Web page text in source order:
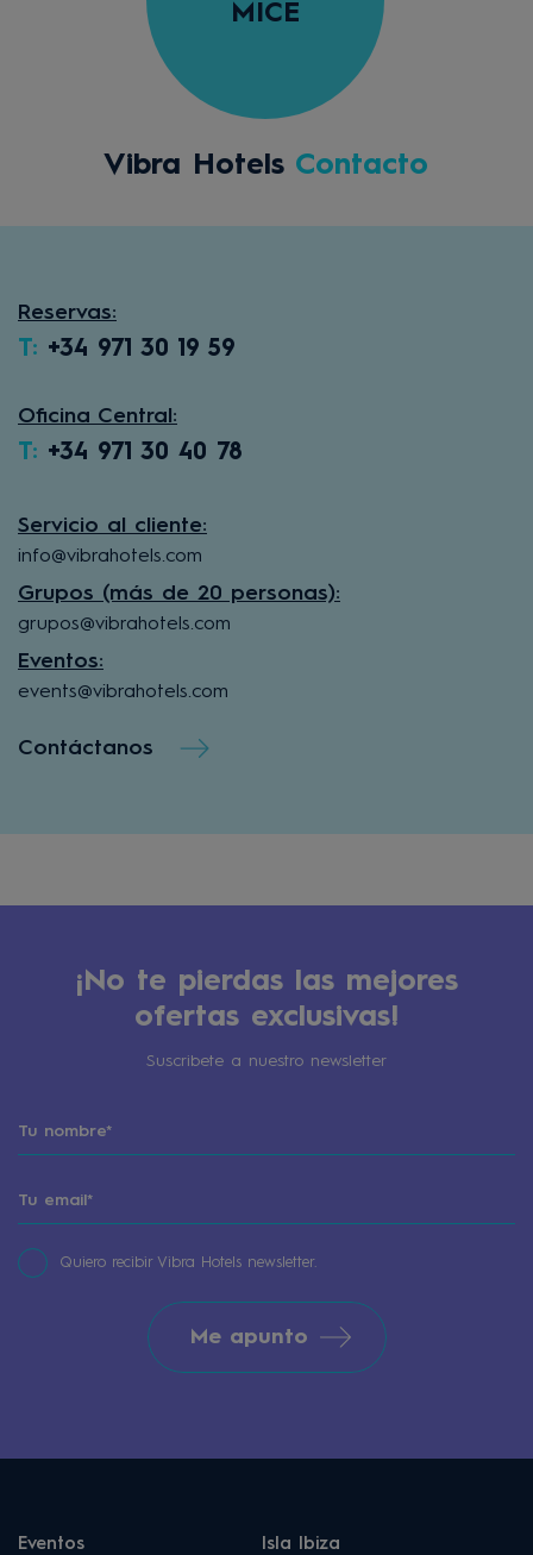
MICE
Vibra Hotels Contacto
Reservas:
T: +34 971 30 19 59
Oficina Central:
T: +34 971 30 40 78
Servicio al cliente:
info@vibrahotels.com
Grupos (más de 20 personas):
grupos@vibrahotels.com
Eventos:
events@vibrahotels.com
Contáctanos
¡No te pierdas las mejores
ofertas exclusivas!
Suscribete a nuestro newsletter
Quiero recibir Vibra Hotels newsletter.
Me apunto
Eventos Isla Ibiza